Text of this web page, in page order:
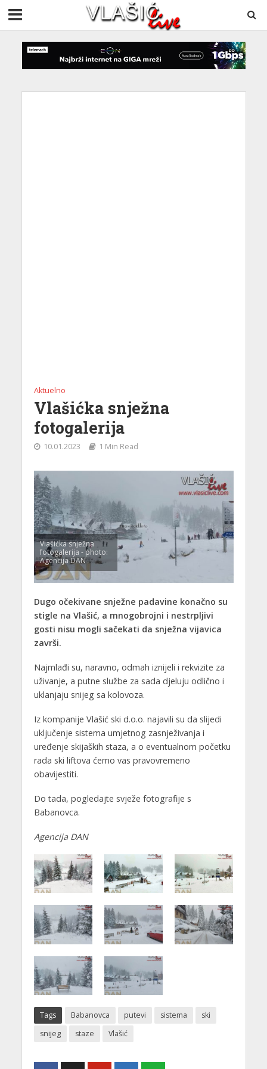
Aktuelno
Vlašićka snježna
fotogalerija
10.01.2023 1 Min Read
Vlašićka snježna
fotogalerija - photo:
Agencija DAN
Dugo očekivane snježne padavine konačno su
stigle na Vlašić, a mnogobrojni i nestrpljivi
gosti nisu mogli sačekati da snježna vijavica
završi.
Najmlađi su, naravno, odmah iznijeli i rekvizite za
uživanje, a putne službe za sada djeluju odlično i
uklanjaju snijeg sa kolovoza.
Iz kompanije Vlašić ski d.o.o. najavili su da slijedi
uključenje sistema umjetnog zasnježivanja i
uređenje skijaških staza, a o eventualnom početku
rada ski liftova ćemo vas pravovremeno
obavijestiti.
Do tada, pogledajte svježe fotografije s
Babanovca.
Agencija DAN
Tags Babanovca putevi sistema
ski
snijeg
staze Vlašić